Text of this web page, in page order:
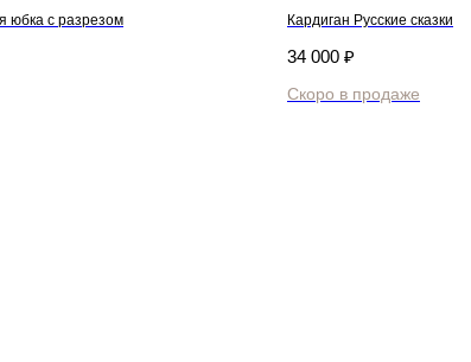
юбка с разрезом Кардиган Русские сказки
34 000 ₽